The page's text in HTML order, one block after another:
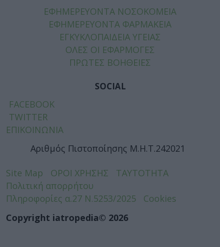
ΕΦΗΜΕΡΕΥΟΝΤΑ ΝΟΣΟΚΟΜΕΙΑ
ΕΦΗΜΕΡΕΥΟΝΤΑ ΦΑΡΜΑΚΕΙΑ
ΕΓΚΥΚΛΟΠΑΙΔΕΙΑ ΥΓΕΙΑΣ
ΟΛΕΣ ΟΙ ΕΦΑΡΜΟΓΕΣ
ΠΡΩΤΕΣ ΒΟΗΘΕΙΕΣ
SOCIAL
FACEBOOK
TWITTER
ΕΠΙΚΟΙΝΩΝΙΑ
Αριθμός Πιστοποίησης Μ.Η.Τ.242021
Site Map ΟΡΟΙ ΧΡΗΣΗΣ
ΤΑΥΤΟΤΗΤΑ
Πολιτική απορρήτου
Πληροφορίες α.27 Ν.5253/2025
Cookies
Copyright iatropedia© 2026